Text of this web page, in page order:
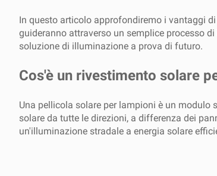
In questo articolo approfondiremo i vantaggi
guideranno attraverso un semplice processo
soluzione di illuminazione a prova di futuro.
Cos'è un rivestimento solare
Una pellicola solare per lampioni è un
solare da tutte le direzioni, a differenza dei
un'illuminazione stradale a energia solare